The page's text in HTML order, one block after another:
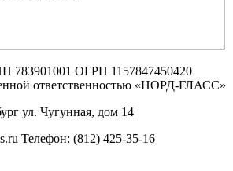
783901001 ОГРН 1157847450420
ответственностью «НОРД-ГЛАСС»
ул. Чугунная, дом 14
Телефон: (812) 425-35-16